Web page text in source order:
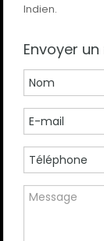
Indien.
Envoyer